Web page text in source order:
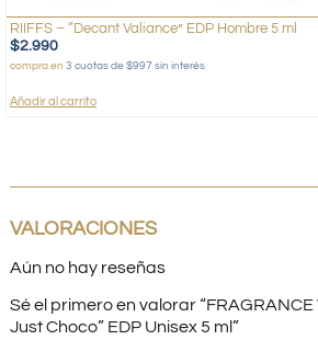
RIIFFS – “Decant Valiance” EDP Hombre 5 ml
$2.990
compra en 3 cuotas de $997 sin interés
Añadir al carrito
VALORACIONES
Aún no hay reseñas
Sé el primero en valorar
Just Choco” EDP Unisex 5 ml”